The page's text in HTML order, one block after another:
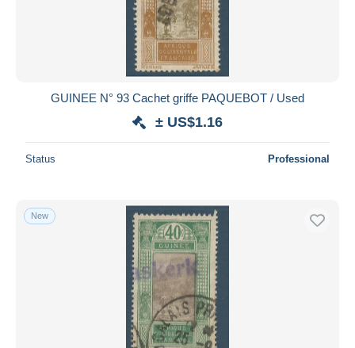
GUINEE N° 93 Cachet griffe PAQUEBOT / Used
± US$1.16
Status Professional
New